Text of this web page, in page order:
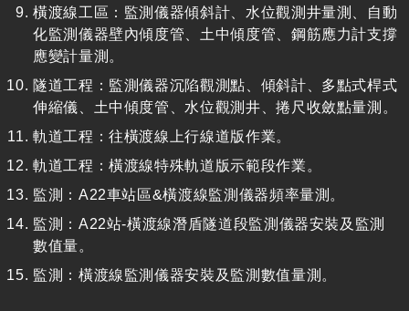
橫渡線工區：監測儀器傾斜計、水位觀測井量測、自動
化監測儀器壁內傾度管、土中傾度管、鋼筋應力計支撐
應變計量測。
隧道工程：監測儀器沉陷觀測點、傾斜計、多點式桿式
伸縮儀、土中傾度管、水位觀測井、捲尺收斂點量測。
軌道工程：往橫渡線上行線道版作業。
軌道工程：橫渡線特殊軌道版示範段作業。
監測：A22車站區&橫渡線監測儀器頻率量測。
監測：A22站-橫渡線潛盾隧道段監測儀器安裝及監測
數值量。
監測：橫渡線監測儀器安裝及監測數值量測。